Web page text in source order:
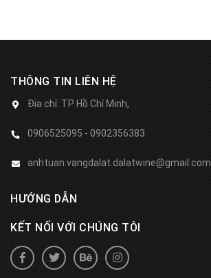
THÔNG TIN LIÊN HỆ
Địa chỉ: TP Hồ Chí Minh,
0906525095 - 0902356383
anhtuan.vangdalat.dalatwine@gmail.com
HƯỚNG DẪN
KẾT NỐI VỚI CHÚNG TÔI